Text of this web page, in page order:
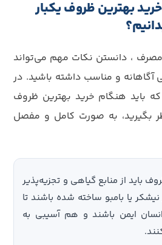
بهترین ظروف یکبار
مصرف ، دانستن نکات مهم می‌تواند
آگاهانه و مناسب داشته باشید. در
که باید هنگام خرید بهترین ظروف
بگیرید، به صورت کامل و مفصل
باید از منابع گیاهی و تجزیه‌پذیر
نیشکر یا بامبو ساخته شده باشند تا
ایمن باشند و هم آسیبی به